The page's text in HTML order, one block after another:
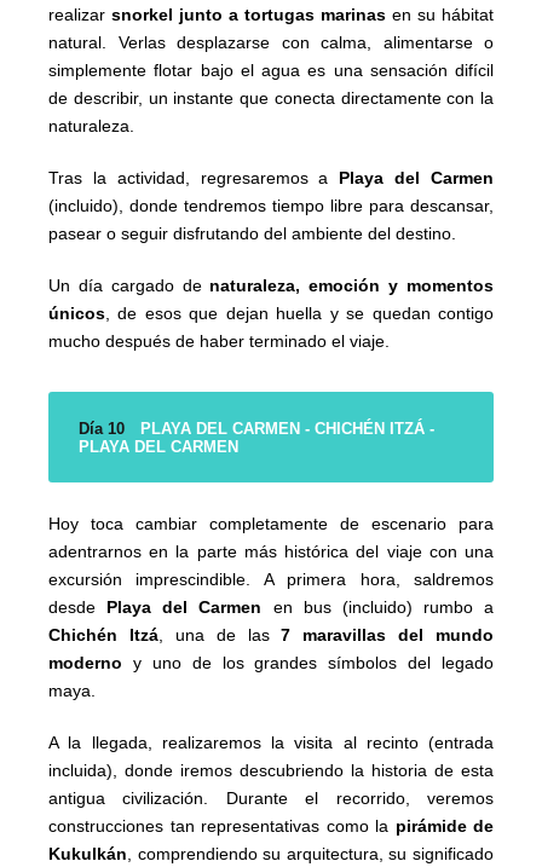
realizar snorkel junto a tortugas marinas en su hábitat
natural. Verlas desplazarse con calma, alimentarse o
simplemente flotar bajo el agua es una sensación difícil
de describir, un instante que conecta directamente con la
naturaleza.
Tras la actividad, regresaremos a Playa del Carmen
(incluido), donde tendremos tiempo libre para descansar,
pasear o seguir disfrutando del ambiente del destino.
Un día cargado de naturaleza, emoción y momentos
únicos , de esos que dejan huella y se quedan contigo
mucho después de haber terminado el viaje.
Día 10
PLAYA DEL CARMEN - CHICHÉN ITZÁ -
PLAYA DEL CARMEN
Hoy toca cambiar completamente de escenario para
adentrarnos en la parte más histórica del viaje con una
excursión imprescindible. A primera hora, saldremos
desde Playa del Carmen en bus (incluido) rumbo a
Chichén Itzá, una de las7 maravillas del mundo
moderno y uno de los grandes símbolos del legado
maya.
A la llegada, realizaremos la visita al recinto (entrada
incluida), donde iremos descubriendo la historia de esta
antigua civilización. Durante el recorrido, veremos
construcciones tan representativas como la pirámide de
Kukulkán , comprendiendo su arquitectura, su significado